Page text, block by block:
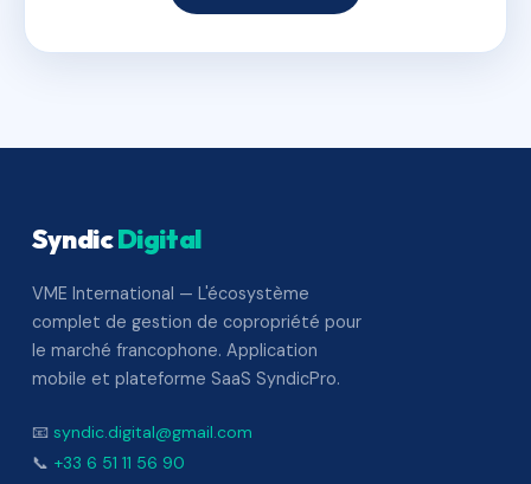
SyndicDigital
VME International — L'écosystème
complet de gestion de copropriété pour
le marché francophone. Application
mobile et plateforme SaaS SyndicPro.
📧 syndic.digital@gmail.com
📞 +33 6 51 11 56 90